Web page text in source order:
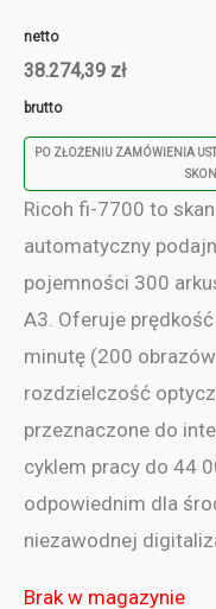
netto
38.274,39 zł
brutto
PO ZŁOŻENIU ZAMÓWIENIA
Ricoh fi-7700 to
automatyczny
pojemności 300
A3. Oferuje
minutę (200
rozdzielczość
przeznaczone do
cyklem pracy do 44
odpowiednim dla
niezawodnej
Brak w magazynie